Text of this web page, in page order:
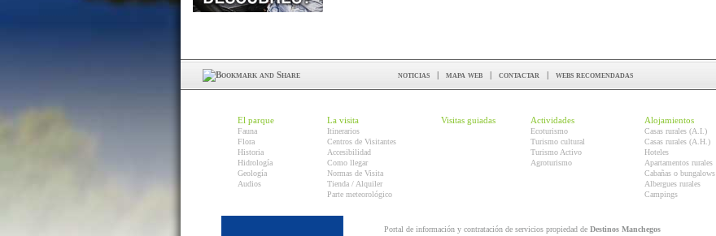
noticias | mapa web | contactar | webs recomendadas
El parque
Fauna
Flora
Historia
Hidrología
Geología
Audios
La visita
Itinerarios
Centros de Visitantes
Accesibilidad
Como llegar
Normas de Visita
Tienda / Alquiler
Parte meteorológico
Visitas guiadas Actividades
Ecoturismo
Turismo cultural
Turismo Activo
Agroturismo
Alojamientos
Casas rurales (A.I.)
Casas rurales (A.H.)
Hoteles
Apartamentos rurales
Cabañas o bungalows
Albergues rurales
Campings
Portal de información y contratación de servicios propiedad de Destinos Manchegos